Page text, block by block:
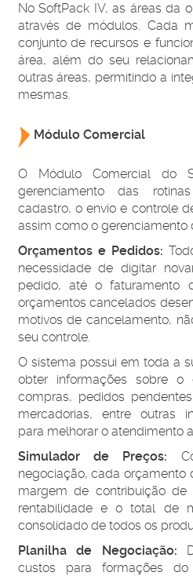
No SoftPack IV, as áreas da
através de módulos. Cada
conjunto de recursos e
área, além do seu
outras áreas, permitindo a
mesmas.
Módulo Comercial
O Módulo Comercial do
gerenciamento das
cadastro, o envio e controle
assim como o gerenciamento
Orçamentos e Pedidos:
necessidade de digitar
pedido, até o faturamento
orçamentos cancelados
motivos de cancelamento,
seu controle.
O sistema possui em toda a
obter informações sobre o
compras, pedidos
mercadorias, entre outras
para melhorar o atendimento
Simulador de Preços:
negociação, cada orçamento
margem de contribuição
rentabilidade e o total de
consolidado de todos os
Planilha de Negociação:
custos para formações